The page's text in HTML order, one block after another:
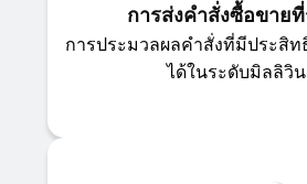
การส่งคำสั่งซื้อขายที่
การประมวลผลคำสั่งที่มีประสิ
ได้ในระดับมิลลิวิ